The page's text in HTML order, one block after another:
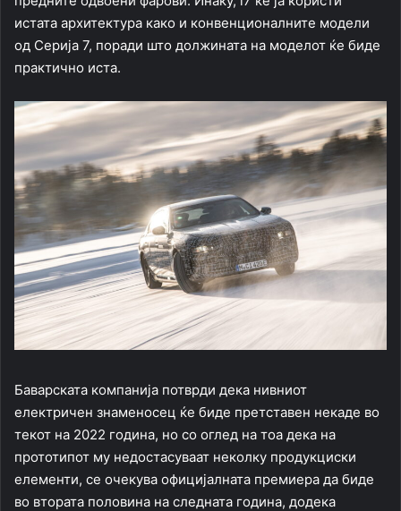
истата архитектура како и конвенционалните модели
од Серија 7, поради што должината на моделот ќе биде
практично иста.
Баварската компанија потврди дека нивниот
електричен знаменосец ќе биде претставен некаде во
текот на 2022 година, но со оглед на тоа дека на
прототипот му недостасуваат неколку продукциски
елементи, се очекува официјалната премиера да биде
во втората половина на следната година, додека